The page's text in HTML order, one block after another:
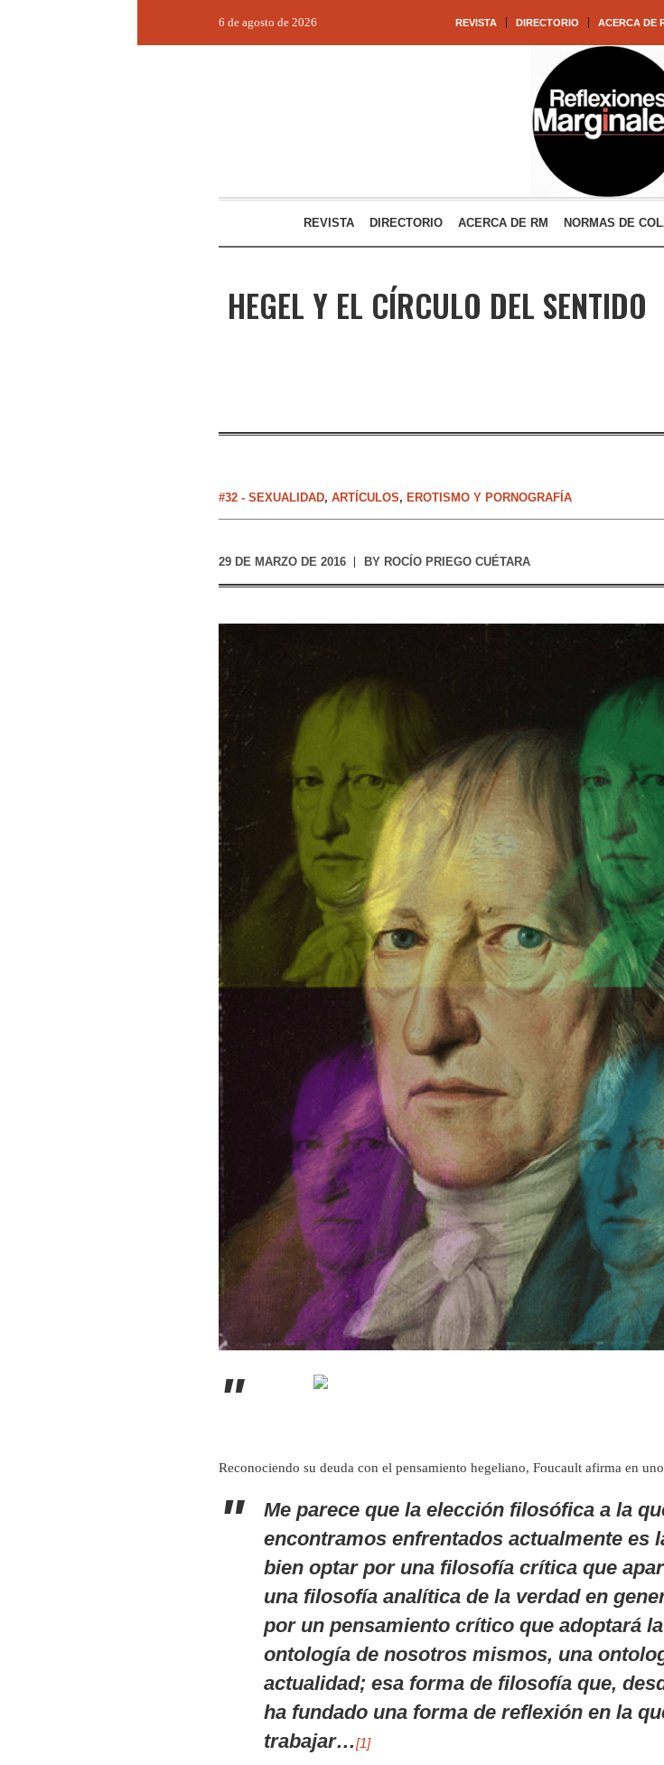
REVISTA DIRECTORIO ACERCA DE
6 de agosto de 2026
REVISTA DIRECTORIO ACERCA DE RM NORMAS DE
HEGEL Y EL CÍRCULO DEL SENTIDO
#32 - SEXUALIDAD, ARTÍCULOS, EROTISMO Y PORNOGRAFÍA
29 DE MARZO DE 2016 BY ROCÍO PRIEGO CUÉTARA
Reconociendo su deuda con el pensamiento hegeliano, Foucault afirma en
Me parece que la elección filosófica a la
encontramos enfrentados actualmente es
bien optar por una filosofía crítica que
una filosofía analítica de la verdad en
por un pensamiento crítico que adoptará
ontología de nosotros mismos, una
actualidad; esa forma de filosofía que,
ha fundado una forma de reflexión en la
trabajar…[1]